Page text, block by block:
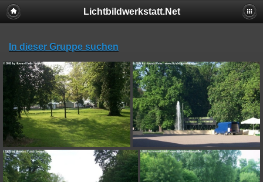
Lichtbildwerkstatt.Net
In dieser Gruppe suchen